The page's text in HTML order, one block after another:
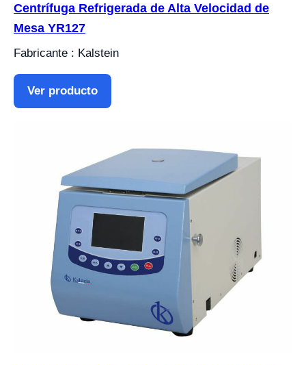
Centrífuga Refrigerada de Alta Velocidad de
Mesa YR127
Fabricante : Kalstein
Ver producto